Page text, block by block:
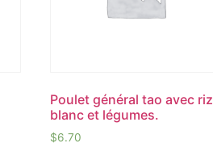
Poulet général tao avec riz
blanc et légumes.
$6.70